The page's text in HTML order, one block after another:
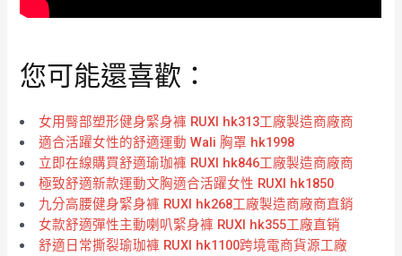
您可能還喜歡：
女用臀部塑形健身緊身褲 RUXI hk313工廠製造商廠商
適合活躍女性的舒適運動 Wali 胸罩 hk1998
立即在線購買舒適瑜珈褲 RUXI hk846工廠製造商廠商
極致舒適新款運動文胸適合活躍女性 RUXI hk1850
九分高腰健身緊身褲 RUXI hk268工廠製造商廠商直銷
女款舒適彈性主動喇叭緊身褲 RUXI hk355工廠直销
舒適日常撕裂瑜珈褲 RUXI hk1100跨境電商貨源工廠